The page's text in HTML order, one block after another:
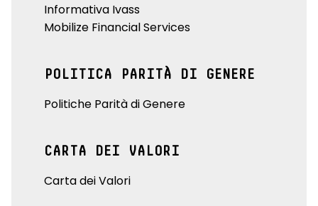
Informativa Ivass
Mobilize Financial Services
POLITICA PARITÀ DI GENERE
Politiche Parità di Genere
CARTA DEI VALORI
Carta dei Valori